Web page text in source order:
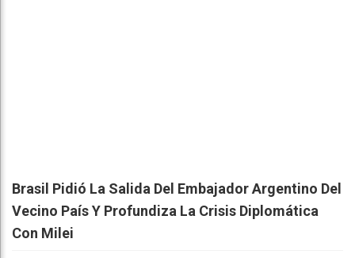
Brasil Pidió La Salida Del Embajador Argentino Del
Vecino País Y Profundiza La Crisis Diplomática
Con Milei